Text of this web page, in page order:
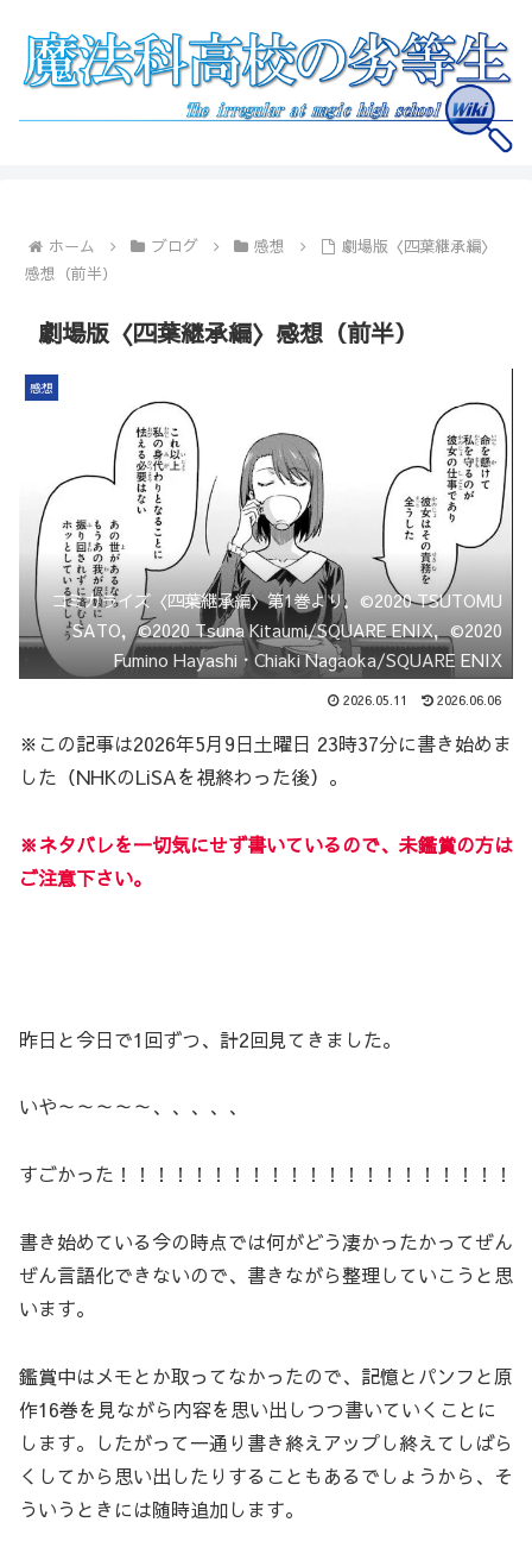
ホーム ブログ 感想
劇場版〈四葉継承編〉
感想（前半）
劇場版〈四葉継承編〉感想（前半）
感想
コミカライズ〈四葉継承編〉第1巻より．©2020 TSUTOMU
SATO，©2020 Tsuna Kitaumi/SQUARE ENIX，©2020
Fumino Hayashi・Chiaki Nagaoka/SQUARE ENIX
2026.05.11 2026.06.06
※この記事は2026年5月9日土曜日 23時37分に書き始めま
した（NHKのLiSAを視終わった後）。
※ネタバレを一切気にせず書いているので、未鑑賞の方は
ご注意下さい。
昨日と今日で1回ずつ、計2回見てきました。
いや～～～～～、、、、、
すごかった！！！！！！！！！！！！！！！！！！！！！
書き始めている今の時点では何がどう凄かったかってぜん
ぜん言語化できないので、書きながら整理していこうと思
います。
鑑賞中はメモとか取ってなかったので、記憶とパンフと原
作16巻を見ながら内容を思い出しつつ書いていくことに
します。したがって一通り書き終えアップし終えてしばら
くしてから思い出したりすることもあるでしょうから、そ
ういうときには随時追加します。